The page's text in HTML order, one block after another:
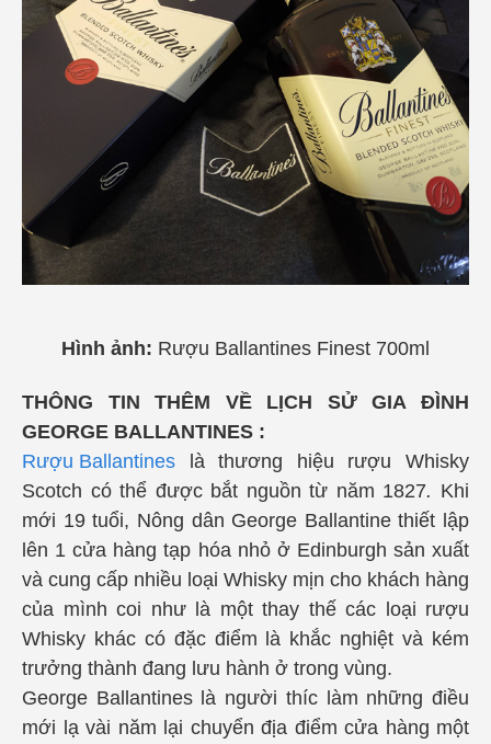
Hình ảnh: Rượu Ballantines Finest 700ml
THÔNG TIN THÊM VỀ LỊCH SỬ GIA ĐÌNH
GEORGE BALLANTINES :
Rượu Ballantines là thương hiệu rượu Whisky
Scotch có thể được bắt nguồn từ năm 1827. Khi
mới 19 tuổi, Nông dân George Ballantine thiết lập
lên 1 cửa hàng tạp hóa nhỏ ở Edinburgh sản xuất
và cung cấp nhiều loại Whisky mịn cho khách hàng
của mình coi như là một thay thế các loại rượu
Whisky khác có đặc điểm là khắc nghiệt và kém
trưởng thành đang lưu hành ở trong vùng.
George Ballantines là người thíc làm những điều
mới lạ vài năm lại chuyển địa điểm cửa hàng một